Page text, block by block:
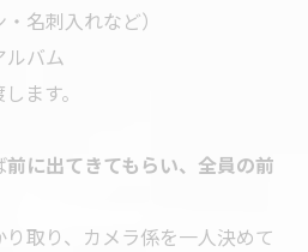
名刺入れなど）
ルバム
ます。
前に出てきてもらい、全員の前
取り、カメラ係を一人決めて